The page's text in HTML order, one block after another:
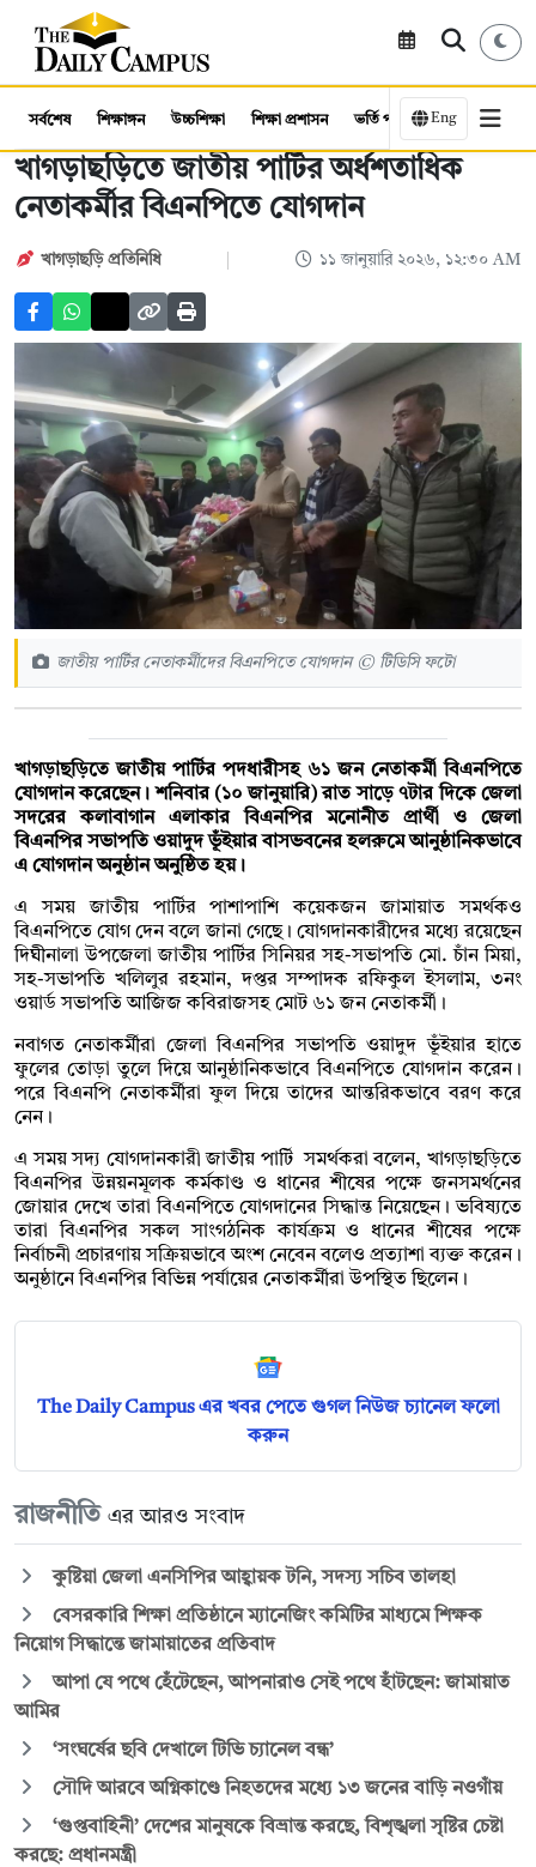
সর্বশেষ শিক্ষাঙ্গন উচ্চশিক্ষা শিক্ষা প্রশাসন ভর্তি পরীক্ষা কর্মসংস্থান
Eng
খাগড়াছড়িতে জাতীয় পার্টির অর্ধশতাধিক
নেতাকর্মীর বিএনপিতে যোগদান
খাগড়াছড়ি প্রতিনিধি ১১ জানুয়ারি ২০২৬, ১২:৩০ AM
জাতীয় পার্টির নেতাকর্মীদের বিএনপিতে যোগদান © টিডিসি ফটো
খাগড়াছড়িতে জাতীয় পার্টির পদধারীসহ ৬১ জন নেতাকর্মী বিএনপিতে
যোগদান করেছেন। শনিবার (১০ জানুয়ারি) রাত সাড়ে ৭টার দিকে জেলা
সদরের কলাবাগান এলাকার বিএনপির মনোনীত প্রার্থী ও জেলা
বিএনপির সভাপতি ওয়াদুদ ভূঁইয়ার বাসভবনের হলরুমে আনুষ্ঠানিকভাবে
এ যোগদান অনুষ্ঠান অনুষ্ঠিত হয়।
এ সময় জাতীয় পার্টির পাশাপাশি কয়েকজন জামায়াত সমর্থকও
বিএনপিতে যোগ দেন বলে জানা গেছে। যোগদানকারীদের মধ্যে রয়েছেন
দিঘীনালা উপজেলা জাতীয় পার্টির সিনিয়র সহ-সভাপতি মো. চাঁন মিয়া,
সহ-সভাপতি খলিলুর রহমান, দপ্তর সম্পাদক রফিকুল ইসলাম, ৩নং
ওয়ার্ড সভাপতি আজিজ কবিরাজসহ মোট ৬১ জন নেতাকর্মী।
নবাগত নেতাকর্মীরা জেলা বিএনপির সভাপতি ওয়াদুদ ভূঁইয়ার হাতে
ফুলের তোড়া তুলে দিয়ে আনুষ্ঠানিকভাবে বিএনপিতে যোগদান করেন।
পরে বিএনপি নেতাকর্মীরা ফুল দিয়ে তাদের আন্তরিকভাবে বরণ করে
নেন।
এ সময় সদ্য যোগদানকারী জাতীয় পার্টি সমর্থকরা বলেন, খাগড়াছড়িতে
বিএনপির উন্নয়নমূলক কর্মকাণ্ড ও ধানের শীষের পক্ষে জনসমর্থনের
জোয়ার দেখে তারা বিএনপিতে যোগদানের সিদ্ধান্ত নিয়েছেন। ভবিষ্যতে
তারা বিএনপির সকল সাংগঠনিক কার্যক্রম ও ধানের শীষের পক্ষে
নির্বাচনী প্রচারণায় সক্রিয়ভাবে অংশ নেবেন বলেও প্রত্যাশা ব্যক্ত করেন।
অনুষ্ঠানে বিএনপির বিভিন্ন পর্যায়ের নেতাকর্মীরা উপস্থিত ছিলেন।
The Daily Campus এর খবর পেতে গুগল নিউজ চ্যানেল ফলো
করুন
রাজনীতি এর আরও সংবাদ
কুষ্টিয়া জেলা এনসিপির আহ্বায়ক টনি, সদস্য সচিব তালহা
বেসরকারি শিক্ষা প্রতিষ্ঠানে ম্যানেজিং কমিটির মাধ্যমে শিক্ষক
নিয়োগ সিদ্ধান্তে জামায়াতের প্রতিবাদ
আপা যে পথে হেঁটেছেন, আপনারাও সেই পথে হাঁটছেন: জামায়াত
আমির
‘সংঘর্ষের ছবি দেখালে টিভি চ্যানেল বন্ধ’
সৌদি আরবে অগ্নিকাণ্ডে নিহতদের মধ্যে ১৩ জনের বাড়ি নওগাঁয়
‘গুপ্তবাহিনী’ দেশের মানুষকে বিভ্রান্ত করছে, বিশৃঙ্খলা সৃষ্টির চেষ্টা
করছে: প্রধানমন্ত্রী